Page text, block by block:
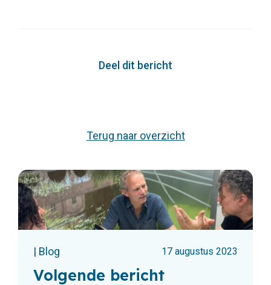
Deel dit bericht
Terug naar overzicht
| Blog 17 augustus 2023
Volgende bericht